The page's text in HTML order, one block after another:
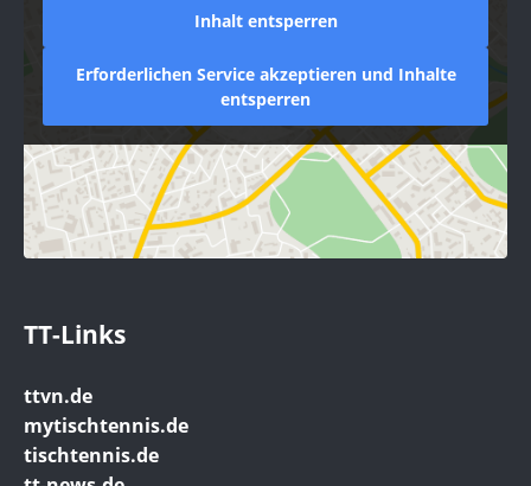
Inhalt entsperren
Erforderlichen Service akzeptieren und Inhalte
entsperren
TT-Links
ttvn.de
mytischtennis.de
tischtennis.de